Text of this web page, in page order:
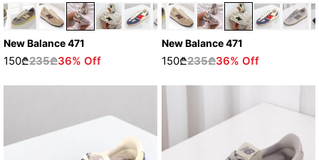
New Balance 471
150₾235₾36% Off
New Balance 471
150₾235₾36% Off